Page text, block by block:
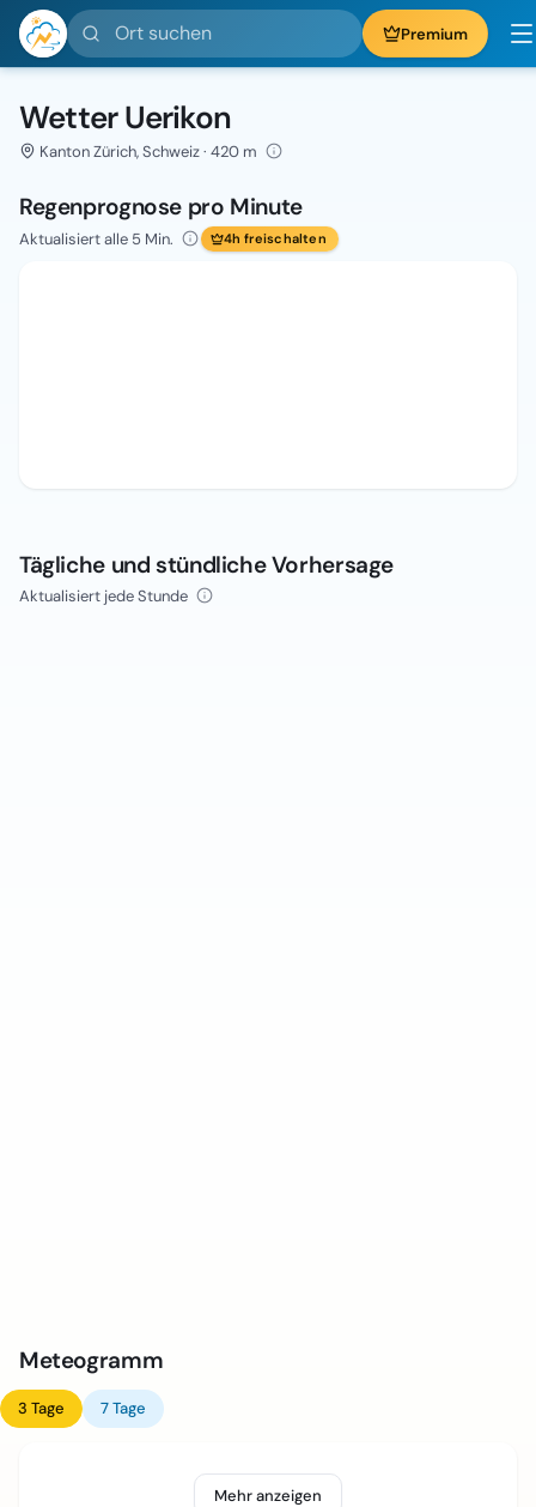
Ort suchen Premium
Wetter Uerikon
Kanton Zürich, Schweiz · 420 m
Regenprognose pro Minute
Aktualisiert alle 5 Min. 4h freischalten
Tägliche und stündliche Vorhersage
Aktualisiert jede Stunde
Meteogramm
3 Tage 7 Tage
Mehr anzeigen